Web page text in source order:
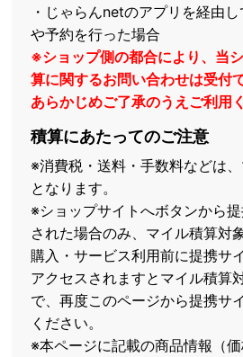
・じゃらんnetのアプリを経由
や予約を行った場合
※ショップ側の都合により、当
算に関するお問い合わせは受付
あらかじめご了承のうえご利用
積算にあたってのご注意
※消費税・送料・手数料などは
となります。
※ショップサイトへボタンから
された場合のみ、マイル積算対
購入・サービス利用前に提携サ
アクセスされますとマイル積算
で、再度このページから提携サ
ください。
※本ページに記載の商品情報（